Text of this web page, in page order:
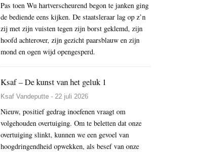
Pas toen Wu hartverscheurend begon te janken ging
de bediende eens kijken. De staatsleraar lag op z’n
zij met zijn vuisten tegen zijn borst geklemd, zijn
hoofd achterover, zijn gezicht paarsblauw en zijn
mond en ogen wijd opengesperd.
Ksaf – De kunst van het geluk 1
Ksaf Vandeputte - 22 juli 2026
Nieuw, positief gedrag inoefenen vraagt om
volgehouden overtuiging. Om te beletten dat onze
overtuiging slinkt, kunnen we een gevoel van
hoogdringendheid opwekken, als besef van onze